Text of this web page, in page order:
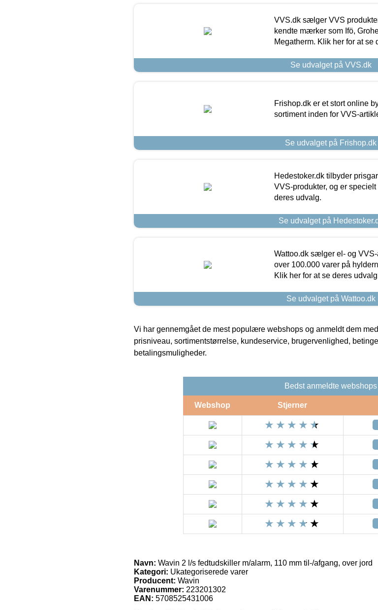
VVS.dk sælger VVS
kendte mærker som Ifö,
Megatherm. Klik her for at se
Se udvalget på VVS.dk
Frishop.dk er et stort online
sortiment inden for VVS-
Se udvalget på Frishop.dk
Hedestoker.dk tilbyder
VVS-produkter, og er
deres udvalg.
Se udvalget på
Wattoo.dk sælger el- og
over 100.000 varer på
Klik her for at se deres
Se udvalget på Wattoo.dk
Vi har gennemgået de mest populære webshops og anmeldt dem
prisniveau, sortimentstørrelse, kundeservice, brugervenlighed,
betalingsmuligheder.
Bedst anmeldte webshops
Webshop Stjerner
Navn: Wavin 2 l/s fedtudskiller m/alarm, 110 mm til-/afgang, over jord
Kategori: Ukategoriserede varer
Producent: Wavin
Varenummer: 223201302
EAN: 5708525431006